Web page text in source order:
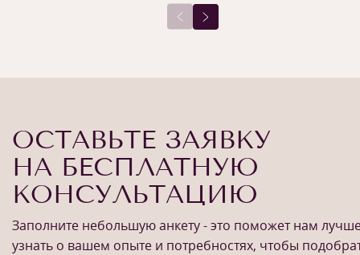
ОСТАВЬТЕ ЗАЯВКУ
НА БЕСПЛАТНУЮ
КОНСУЛЬТАЦИЮ
Заполните небольшую анкету - это поможет нам
узнать о вашем опыте и потребностях, чтобы